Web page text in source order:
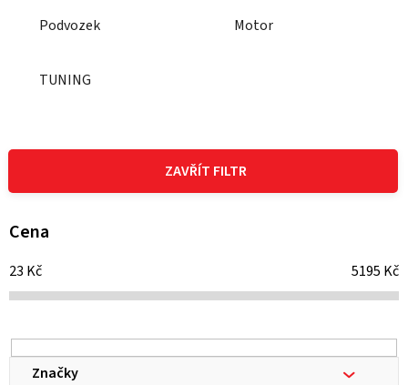
Podvozek Motor
TUNING
ZAVŘÍT FILTR
Cena
23 Kč 5195 Kč
Značky
V
p
i
p
r
o
d